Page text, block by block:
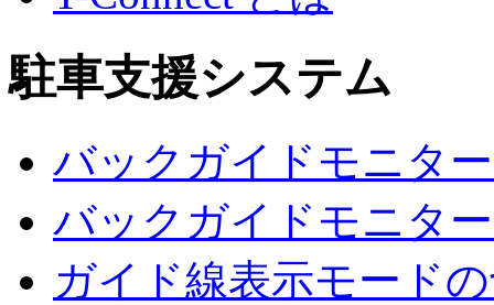
駐車支援システム
バックガイドモニタ
バックガイドモニタ
ガイド線表示モード